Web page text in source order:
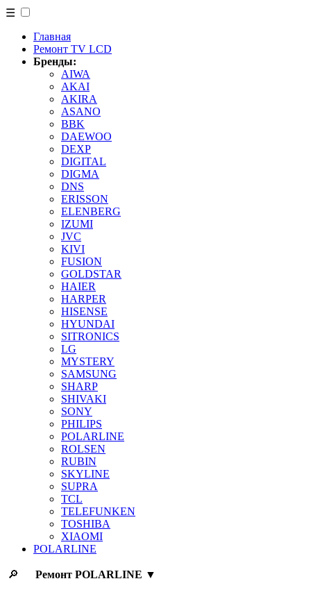
☰
Главная
Ремонт TV LCD
Бренды:
AIWA
AKAI
AKIRA
ASANO
BBK
DAEWOO
DEXP
DIGITAL
DIGMA
DNS
ERISSON
ELENBERG
IZUMI
JVC
KIVI
FUSION
GOLDSTAR
HAIER
HARPER
HISENSE
HYUNDAI
SITRONICS
LG
MYSTERY
SAMSUNG
SHARP
SHIVAKI
SONY
PHILIPS
POLARLINE
ROLSEN
RUBIN
SKYLINE
SUPRA
TCL
TELEFUNKEN
TOSHIBA
XIAOMI
POLARLINE
🔎 Ремонт POLARLINE ▼